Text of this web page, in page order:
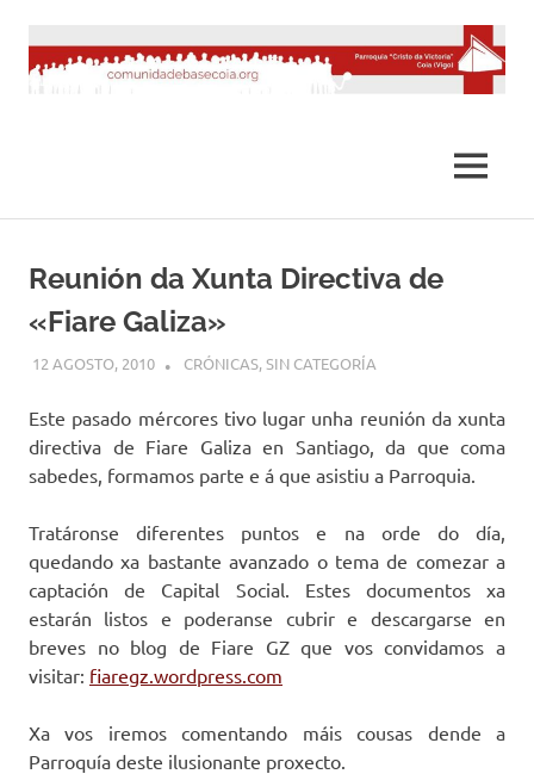
contenido
MENÚ
Reunión da Xunta Directiva de
«Fiare Galiza»
12 AGOSTO, 2010 DESARROLLO
CRÓNICAS,SIN CATEGORÍA
Este pasado mércores tivo lugar unha reunión da xunta
directiva de Fiare Galiza en Santiago, da que coma
sabedes, formamos parte e á que asistiu a Parroquia.
Tratáronse diferentes puntos e na orde do día,
quedando xa bastante avanzado o tema de comezar a
captación de Capital Social. Estes documentos xa
estarán listos e poderanse cubrir e descargarse en
breves no blog de Fiare GZ que vos convidamos a
visitar: fiaregz.wordpress.com
Xa vos iremos comentando máis cousas dende a
Parroquía deste ilusionante proxecto.